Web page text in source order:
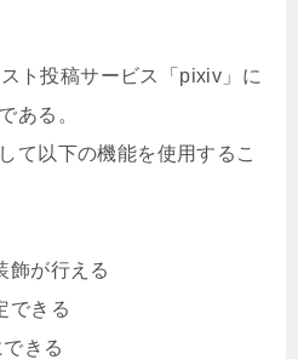
ト投稿サービス「pixiv」に
ある。
て以下の機能を使用するこ
飾が行える
できる
きる